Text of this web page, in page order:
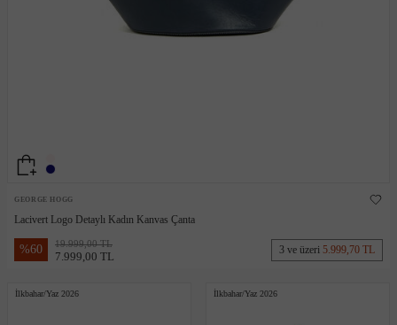
GEORGE HOGG
Lacivert Logo Detaylı Kadın Kanvas Çanta
%60 19.999,00 TL
7.999,00 TL 3 ve üzeri 5.999,70 TL
İlkbahar/Yaz 2026 İlkbahar/Yaz 2026